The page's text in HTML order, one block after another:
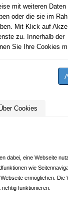
mit weiteren
oder die sie im
Mit Klick auf
zu. Innerhalb der
Sie Ihre Cookies
Cookies
dabei, eine Webseite
wie
ermöglichen. Die
funktionieren.
BAD
Schwaigern
VON